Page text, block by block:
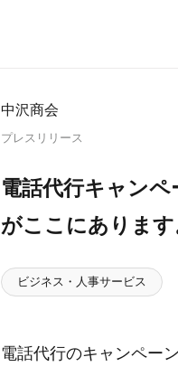
中沢商会
プレスリリース
電話代行キャン
がここにあります
ビジネス・人事サービス
電話代行のキャンペー